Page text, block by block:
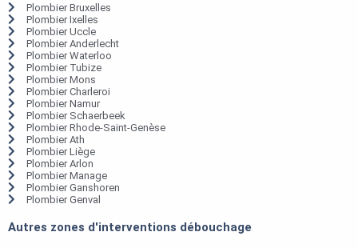
Plombier Bruxelles
Plombier Ixelles
Plombier Uccle
Plombier Anderlecht
Plombier Waterloo
Plombier Tubize
Plombier Mons
Plombier Charleroi
Plombier Namur
Plombier Schaerbeek
Plombier Rhode-Saint-Genèse
Plombier Ath
Plombier Liège
Plombier Arlon
Plombier Manage
Plombier Ganshoren
Plombier Genval
Autres zones d'interventions débouchage